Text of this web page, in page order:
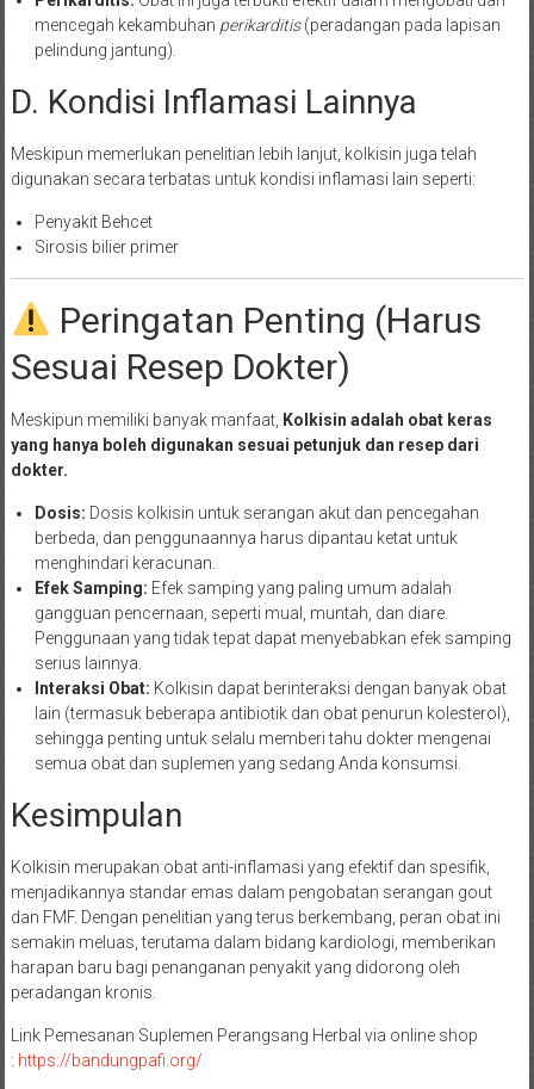
mencegah kekambuhan perikarditis(peradangan pada lapisan
pelindung jantung).
D. Kondisi Inflamasi Lainnya
Meskipun memerlukan penelitian lebih lanjut, kolkisin juga telah
digunakan secara terbatas untuk kondisi inflamasi lain seperti:
Penyakit Behcet
Sirosis bilier primer
Peringatan Penting (Harus
Sesuai Resep Dokter)
Meskipun memiliki banyak manfaat, Kolkisin adalah obat keras
yang hanya boleh digunakan sesuai petunjuk dan resep dari
dokter.
Dosis: Dosis kolkisin untuk serangan akut dan pencegahan
berbeda, dan penggunaannya harus dipantau ketat untuk
menghindari keracunan.
Efek Samping: Efek samping yang paling umum adalah
gangguan pencernaan, seperti mual, muntah, dan diare.
Penggunaan yang tidak tepat dapat menyebabkan efek samping
serius lainnya.
Interaksi Obat: Kolkisin dapat berinteraksi dengan banyak obat
lain (termasuk beberapa antibiotik dan obat penurun kolesterol),
sehingga penting untuk selalu memberi tahu dokter mengenai
semua obat dan suplemen yang sedang Anda konsumsi.
Kesimpulan
Kolkisin merupakan obat anti-inflamasi yang efektif dan spesifik,
menjadikannya standar emas dalam pengobatan serangan gout
dan FMF. Dengan penelitian yang terus berkembang, peran obat ini
semakin meluas, terutama dalam bidang kardiologi, memberikan
harapan baru bagi penanganan penyakit yang didorong oleh
peradangan kronis.
Link Pemesanan Suplemen Perangsang Herbal via online shop
: https://bandungpafi.org/